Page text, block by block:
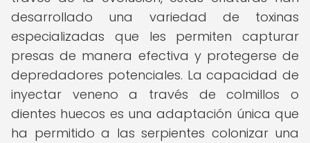
desarrollado una variedad de toxinas
especializadas que les permiten capturar
presas de manera efectiva y protegerse de
depredadores potenciales. La capacidad de
inyectar veneno a través de colmillos o
dientes huecos es una adaptación única que
ha permitido a las serpientes colonizar una